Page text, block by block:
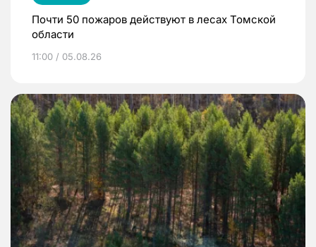
Почти 50 пожаров действуют в лесах Томской
области
11:00 / 05.08.26